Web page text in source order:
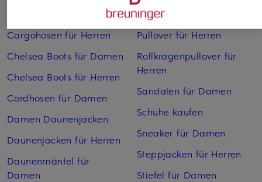
Cargohosen für Herren
Chelsea Boots für Damen
Chelsea Boots für Herren
Cordhosen für Damen
Damen Daunenjacken
Daunenjacken für Herren
Daunenmäntel für
Damen
Pullover für Damen
Pullover für Herren
Rollkragenpullover für
Herren
Sandalen für Damen
Schuhe kaufen
Sneaker für Damen
Steppjacken für Herren
Stiefel für Damen